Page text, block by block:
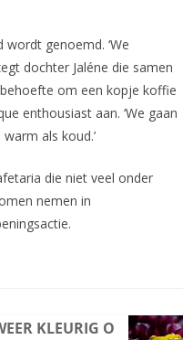
genoemd. ‘We
dochter Jaléne die samen
om een kopje koffie
enthousiast aan. ‘We gaan
als koud.’
die niet veel onder
nemen in
KLEURIG O